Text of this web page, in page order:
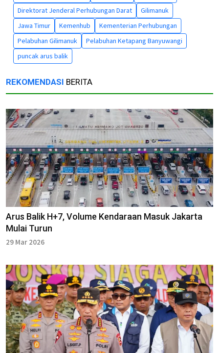
Direktorat Jenderal Perhubungan Darat
Gilimanuk
Jawa Timur
Kemenhub
Kementerian Perhubungan
Pelabuhan Gilimanuk
Pelabuhan Ketapang Banyuwangi
puncak arus balik
REKOMENDASI BERITA
Arus Balik H+7, Volume Kendaraan Masuk Jakarta
Mulai Turun
29 Mar 2026